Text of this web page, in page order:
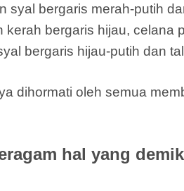
bergaris merah-putih
bergaris hijau, celana
bergaris hijau-putih dan
dihormati oleh semua
hal yang